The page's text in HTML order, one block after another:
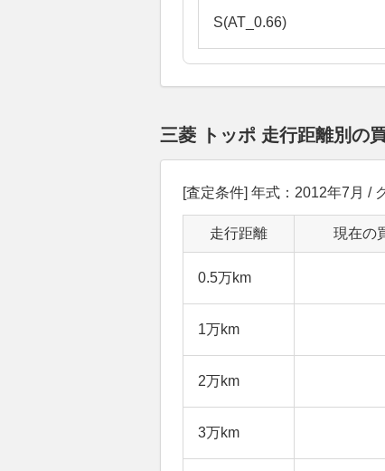
S(AT_0.66)
三菱 トッポ 走行距離別の
[査定条件] 年式：2012年7月 /
走行距離 現在の
0.5万km
1万km
2万km
3万km